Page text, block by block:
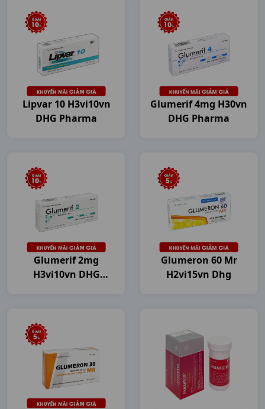
Lipvar 10 H3vi10vn
DHG Pharma
Glumerif 4mg H30vn
DHG Pharma
Glumerif 2mg
H3vi10vn DHG
Glumeron 60 Mr
H2vi15vn Dhg